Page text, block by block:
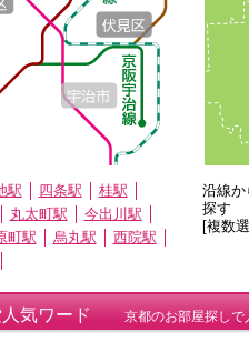
駅 四条駅
桂駅
丸太町駅
今出川駅
町駅 烏丸駅
西院駅
沿線か
探す
[複数
気ワード 京都のお部屋探しで